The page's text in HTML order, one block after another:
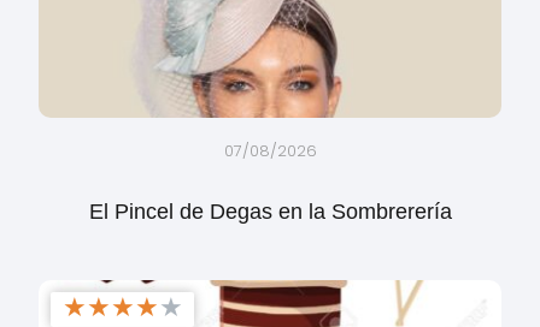
07/08/2026
El Pincel de Degas en la Sombrerería
★★★★★